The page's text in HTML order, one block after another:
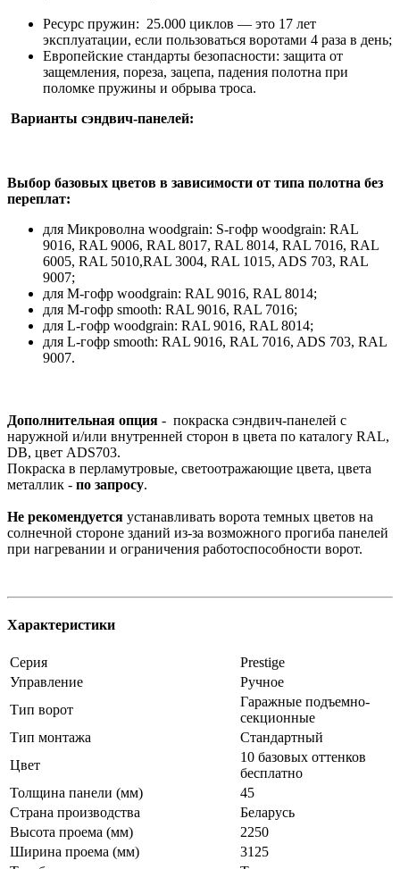
Ресурс пружин: 25.000 циклов — это 17 лет
эксплуатации, если пользоваться воротами 4 раза в день;
Европейские стандарты безопасности: защита от
защемления, пореза, зацепа, падения полотна при
поломке пружины и обрыва троса.
Варианты сэндвич-панелей:
Выбор базовых цветов в зависимости от типа полотна без
переплат:
для Микроволна woodgrain: S-гофр woodgrain: RAL
9016, RAL 9006, RAL 8017, RAL 8014, RAL 7016, RAL
6005, RAL 5010,RAL 3004, RAL 1015, ADS 703, RAL
9007;
для М-гофр woodgrain: RAL 9016, RAL 8014;
для М-гофр smooth: RAL 9016, RAL 7016;
для L-гофр woodgrain: RAL 9016, RAL 8014;
для L-гофр smooth: RAL 9016, RAL 7016, ADS 703, RAL
9007.
Дополнительная опция - покраска сэндвич-панелей с
наружной и/или внутренней сторон в цвета по каталогу RAL,
DB, цвет ADS703.
Покраска в перламутровые, светоотражающие цвета, цвета
металлик - по запросу.
Не рекомендуется устанавливать ворота темных цветов на
солнечной стороне зданий из-за возможного прогиба панелей
при нагревании и ограничения работоспособности ворот.
Характеристики
Серия
Prestige
Управление
Ручное
Тип ворот
Гаражные подъемно-
секционные
Тип монтажа
Стандартный
Цвет
10 базовых оттенков
бесплатно
Толщина панели (мм)
45
Страна производства
Беларусь
Высота проема (мм)
2250
Ширина проема (мм)
3125